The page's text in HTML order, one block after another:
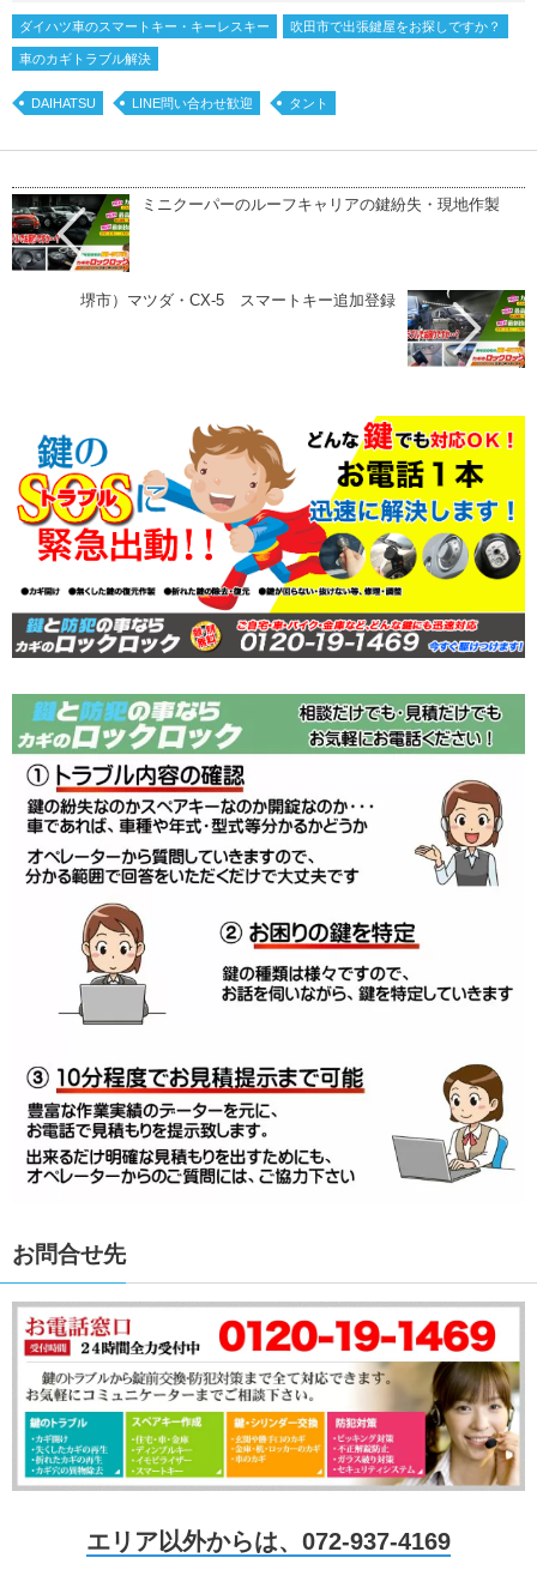
ダイハツ車のスマートキー・キーレスキー 吹田市で出張鍵屋をお探しですか？
車のカギトラブル解決
DAIHATSU LINE問い合わせ歓迎 タント
ミニクーパーのルーフキャリアの鍵紛失・現地作製
堺市）マツダ・CX-5 スマートキー追加登録
お問合せ先
エリア以外からは、072-937-4169